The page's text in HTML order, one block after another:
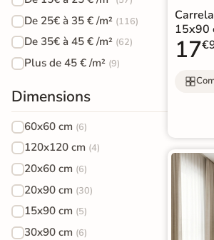
Terrazzo
/ Granito
Carrelage
imitation
travertin
Carrelage
imitation
parquet
Carrelage
salle de
bain
Accessoires
SIMULATEUR 3D
Visualisez
avant
d'acheter
Utilisez notre simulateur
de carrelage en 3D pour
standard
Stratifié
Lame
large
XXL
Stratifié
Spécial
Salle de
Bain
Foncé
Accessoires pour la pose de sols souples
De 25€ à 35 € /m² (116)
De 35€ à 45 € /m² (62)
Plus de 45 € /m² (9)
Dimensions
60x60 cm (6)
120x120 cm (4)
20x60 cm (6)
20x90 cm (30)
15x90 cm (5)
30x90 cm (6)
15x90
17